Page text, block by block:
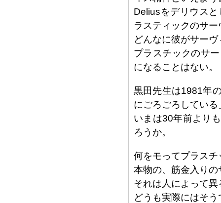
Deliusをデリウス
ラスティックのサ
どんなに彼がサー
プラスチックのサ
になることはない。
黒田先生は1981年
にごろごろしてい
いまは30年前より
ろうか。
何をモってプラス
本物の、筋金入り
それは人によって
どうも実際にはそ